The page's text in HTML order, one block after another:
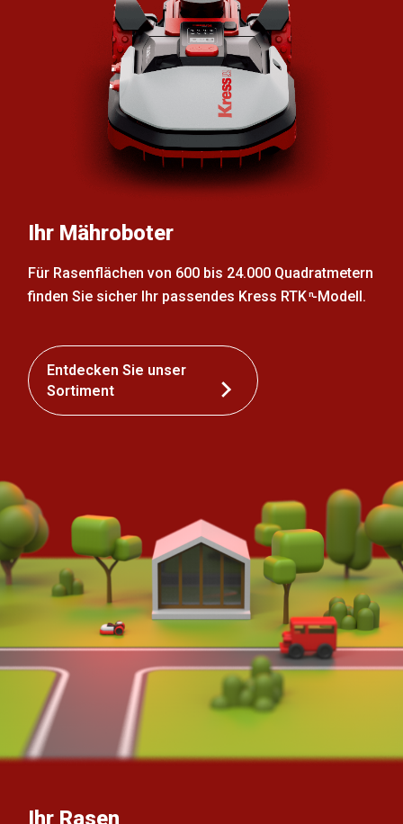
Ihr Mähroboter
Für Rasenflächen von 600 bis 24.000 Quadratmetern
finden Sie sicher Ihr passendes Kress RTK n-Modell.
Entdecken Sie unser
Sortiment
Ihr Rasen